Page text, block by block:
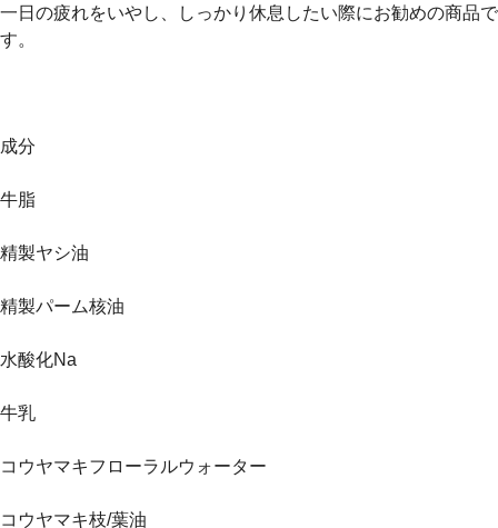
一日の疲れをいやし、しっかり休息したい際にお勧めの商品で
す。
成分
牛脂
精製ヤシ油
精製パーム核油
水酸化Na
牛乳
コウヤマキフローラルウォーター
コウヤマキ枝/葉油